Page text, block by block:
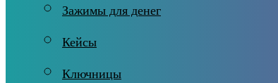
Зажимы для денег
Кейсы
Ключницы